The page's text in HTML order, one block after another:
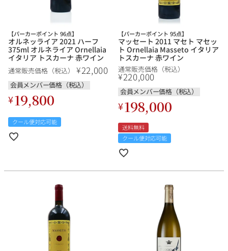
【パーカーポイント 96点】
オルネッライア 2021 ハーフ
375ml オルネライア Ornellaia
イタリア トスカーナ 赤ワイン
通常販売価格（税込） ¥22,000
会員メンバー価格（税込）
¥19,800
クール便対応可能
【パーカーポイント 95点】
マッセート 2011 マセト マセッ
ト Ornellaia Masseto イタリア
トスカーナ 赤ワイン
通常販売価格（税込）
¥220,000
会員メンバー価格（税込）
¥198,000
送料無料
クール便対応可能